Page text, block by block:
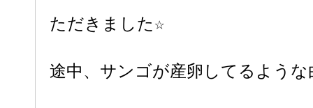
ただきました☆
途中、サンゴが産卵してるよう